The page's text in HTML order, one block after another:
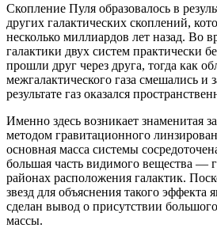
Скопление Пуля образовалось в
других галактических скоплений,
несколько миллиардов лет назад. Во
галактики двух систем практически
прошли друг через друга, тогда как
межгалактического газа смешались и
результате газ оказался
Именно здесь возникает знаменитая
методом гравитационного
основная масса системы
большая часть видимого вещества —
районах расположения галактик.
звезд для объяснения такого эффекта
сделан вывод о присутствии
массы.